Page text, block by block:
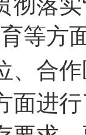
等方
、合
面进